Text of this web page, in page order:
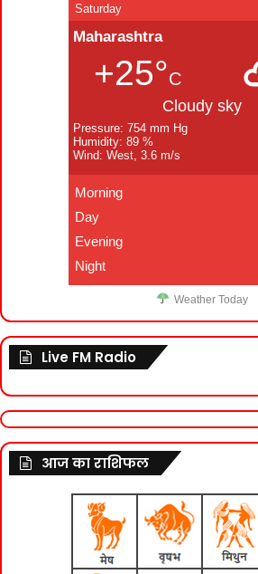
Saturday
Maharashtra
+25°C
Cloudy sky
Pressure: 754 mm Hg
Humidity: 89 %
Wind: West, 3.6 m/s
Morning
Day
Evening
Night
Weather Today
Live FM Radio
आज का राशिफल